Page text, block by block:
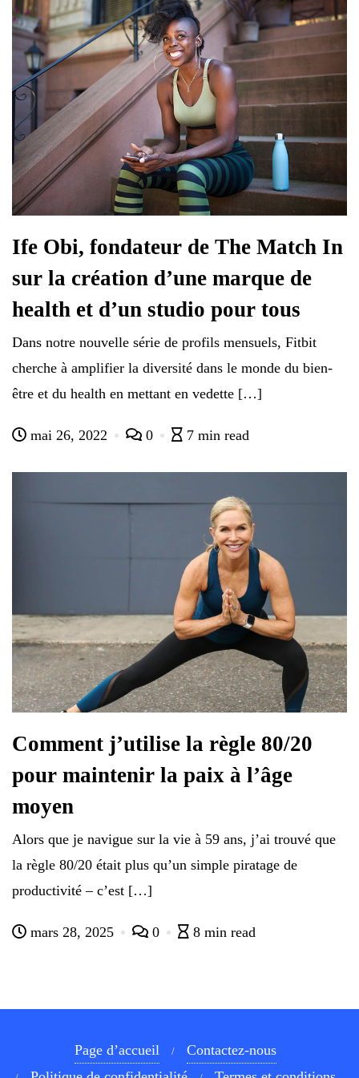
Ife Obi, fondateur de The Match In
sur la création d’une marque de
health et d’un studio pour tous
Dans notre nouvelle série de profils mensuels, Fitbit
cherche à amplifier la diversité dans le monde du bien-
être et du health en mettant en vedette […]
mai 26, 2022 0 7 min read
Comment j’utilise la règle 80/20
pour maintenir la paix à l’âge
moyen
Alors que je navigue sur la vie à 59 ans, j’ai trouvé que
la règle 80/20 était plus qu’un simple piratage de
productivité – c’est […]
mars 28, 2025 0 8 min read
Page d’accueil
Contactez-nous